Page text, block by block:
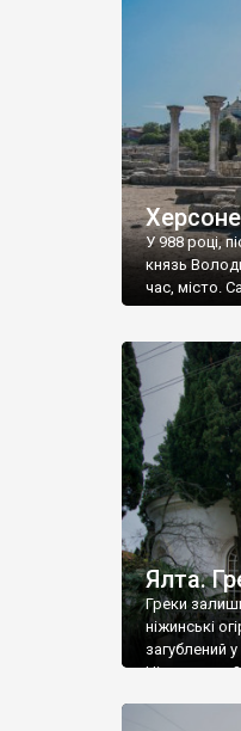
культурної
Офіційно –
влада в
У 988 році,
князь
час, місто.
диктувати
Херсонесі
Херсонесу
Ялта.
Греки
ніжинські
загублений
Ніжин греки?